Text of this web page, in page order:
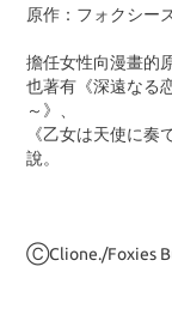
原作：フォクシー
擔任女性向漫畫的
也著有《深遠なる
～》、
《乙女は天使に
說。
ⒸClione./Foxies